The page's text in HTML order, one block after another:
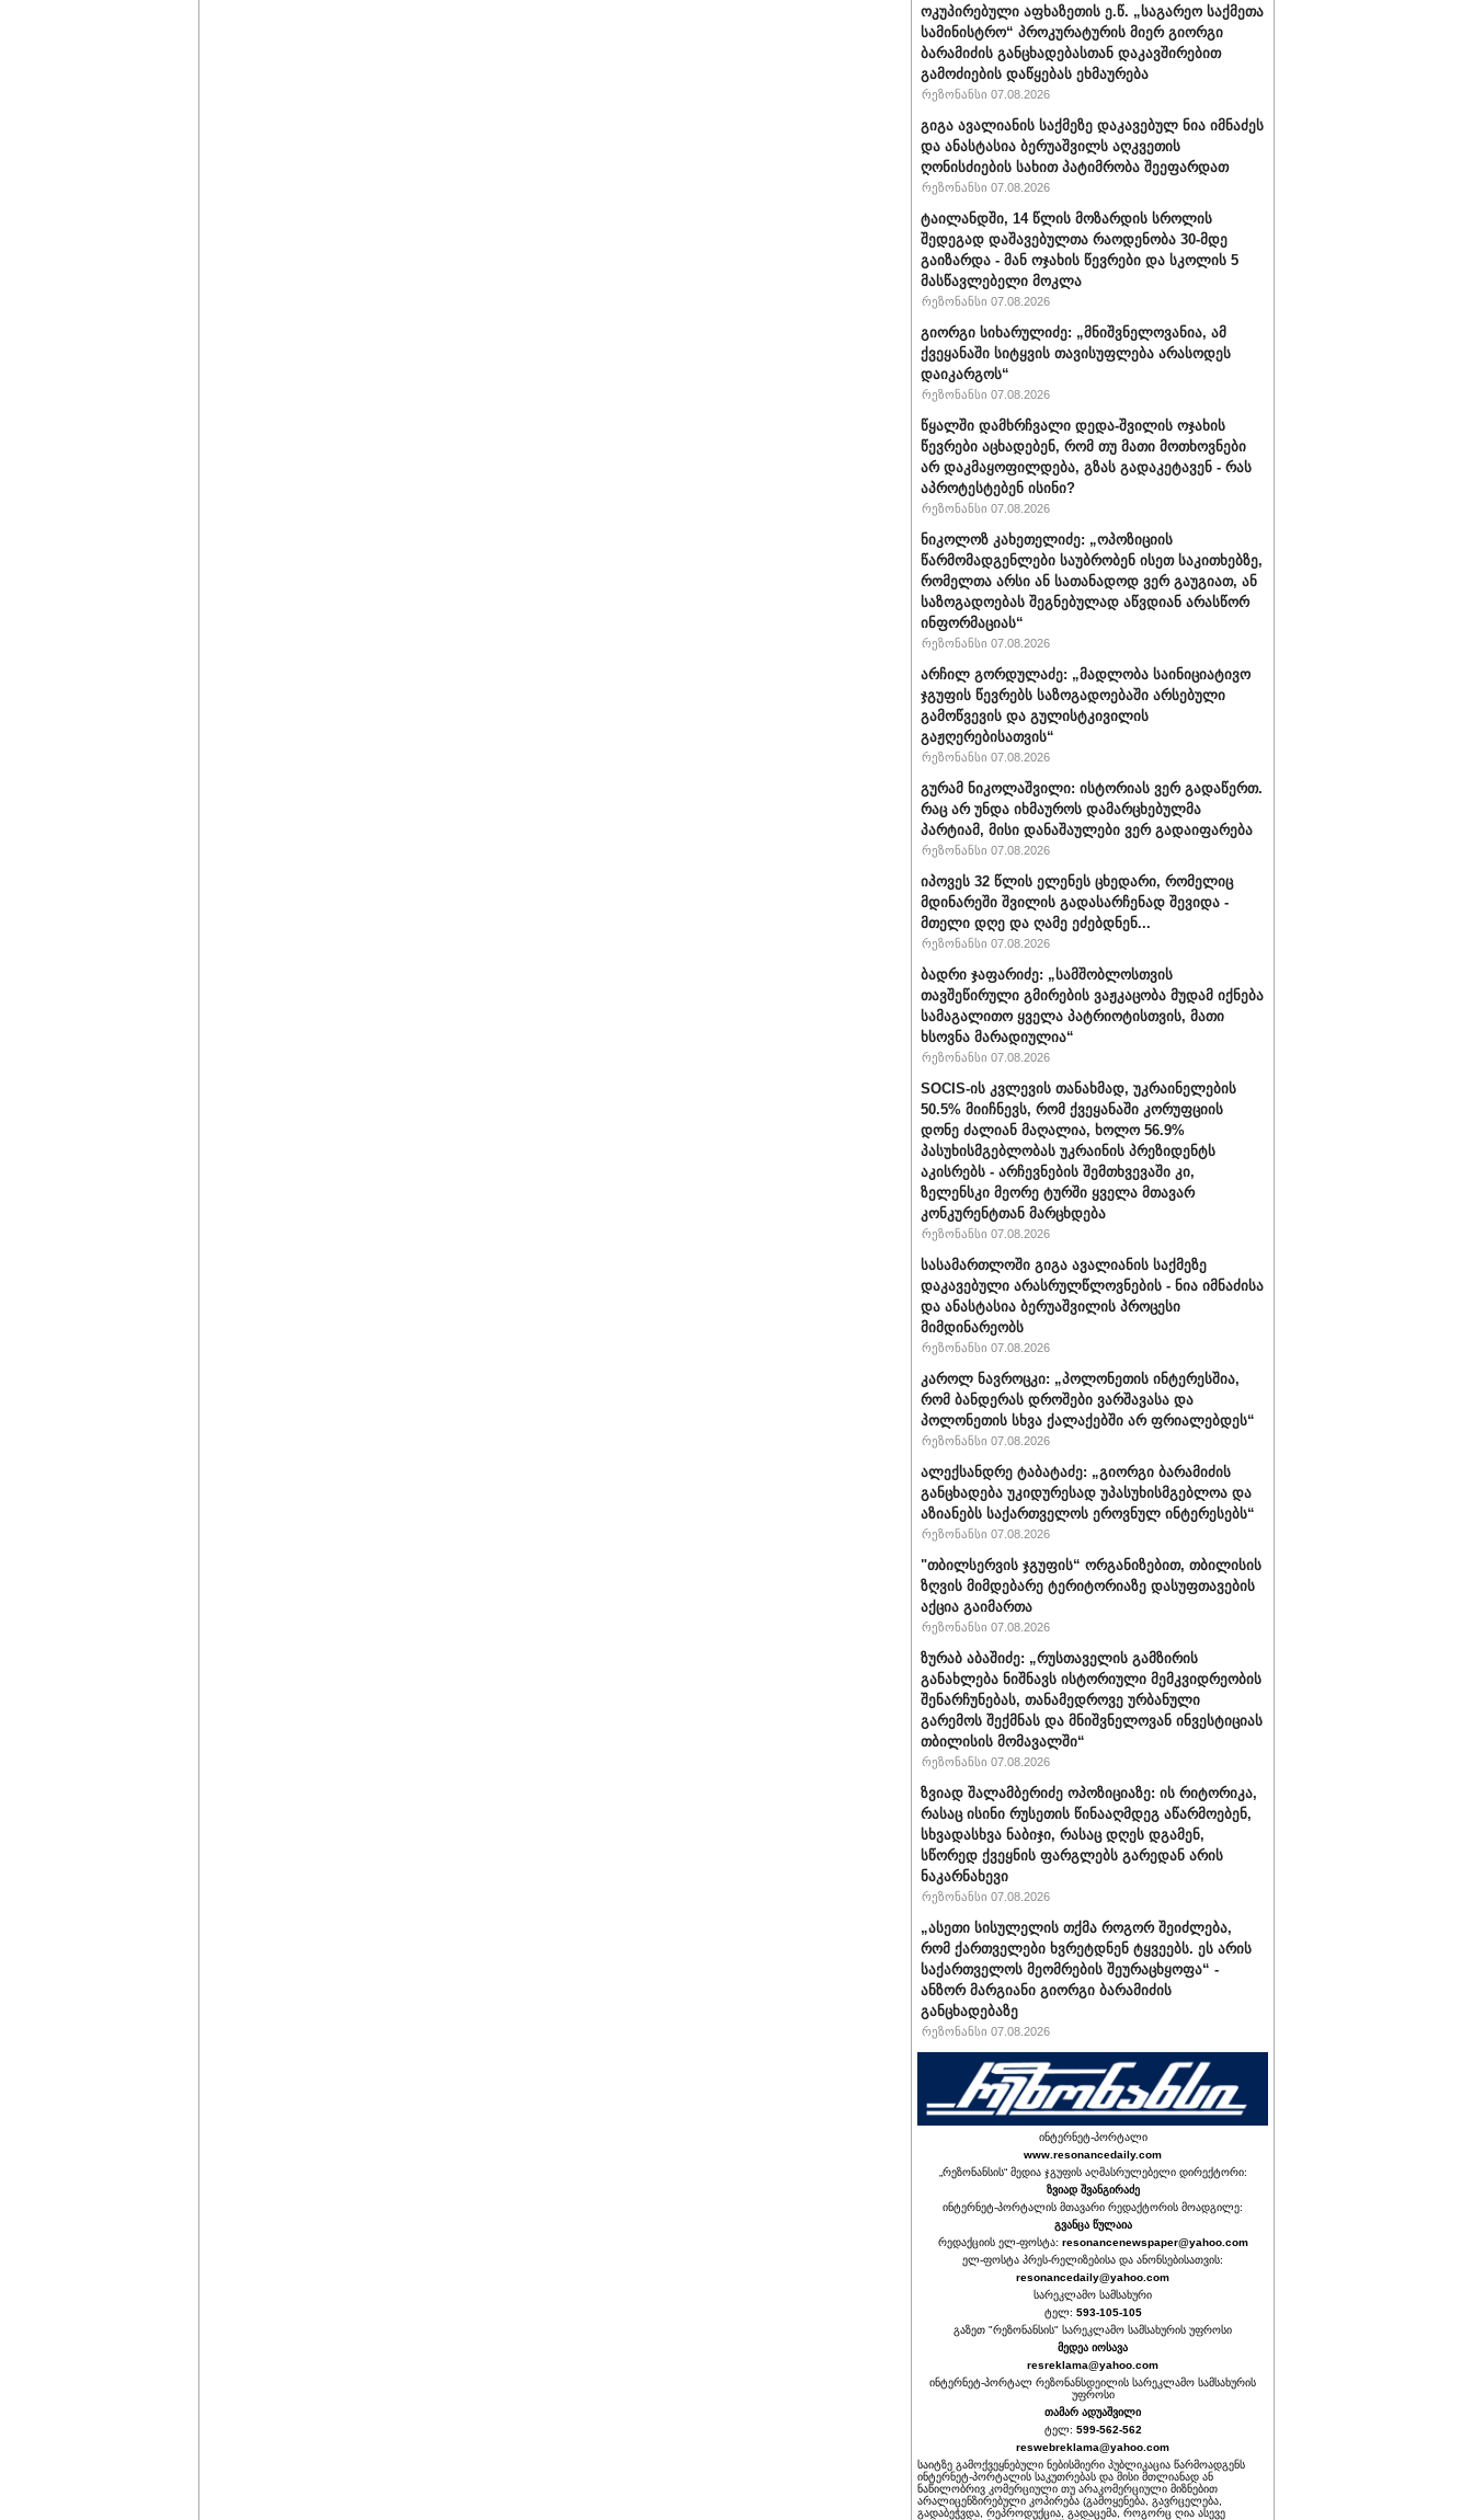
ოკუპირებული აფხაზეთის ე.წ. „საგარეო საქმეთა
სამინისტრო“ პროკურატურის მიერ გიორგი
ბარამიძის განცხადებასთან დაკავშირებით
გამოძიების დაწყებას ეხმაურება
რეზონანსი 07.08.2026
გიგა ავალიანის საქმეზე დაკავებულ ნია იმნაძეს
და ანასტასია ბერუაშვილს აღკვეთის
ღონისძიების სახით პატიმრობა შეეფარდათ
რეზონანსი 07.08.2026
ტაილანდში, 14 წლის მოზარდის სროლის
შედეგად დაშავებულთა რაოდენობა 30-მდე
გაიზარდა - მან ოჯახის წევრები და სკოლის 5
მასწავლებელი მოკლა
რეზონანსი 07.08.2026
გიორგი სიხარულიძე: „მნიშვნელოვანია, ამ
ქვეყანაში სიტყვის თავისუფლება არასოდეს
დაიკარგოს“
რეზონანსი 07.08.2026
წყალში დამხრჩვალი დედა-შვილის ოჯახის
წევრები აცხადებენ, რომ თუ მათი მოთხოვნები
არ დაკმაყოფილდება, გზას გადაკეტავენ - რას
აპროტესტებენ ისინი?
რეზონანსი 07.08.2026
ნიკოლოზ კახეთელიძე: „ოპოზიციის
წარმომადგენლები საუბრობენ ისეთ საკითხებზე,
რომელთა არსი ან სათანადოდ ვერ გაუგიათ, ან
საზოგადოებას შეგნებულად აწვდიან არასწორ
ინფორმაციას“
რეზონანსი 07.08.2026
არჩილ გორდულაძე: „მადლობა საინიციატივო
ჯგუფის წევრებს საზოგადოებაში არსებული
გამოწვევის და გულისტკივილის
გაჟღერებისათვის“
რეზონანსი 07.08.2026
გურამ ნიკოლაშვილი: ისტორიას ვერ გადაწერთ.
რაც არ უნდა იხმაუროს დამარცხებულმა
პარტიამ, მისი დანაშაულები ვერ გადაიფარება
რეზონანსი 07.08.2026
იპოვეს 32 წლის ელენეს ცხედარი, რომელიც
მდინარეში შვილის გადასარჩენად შევიდა -
მთელი დღე და ღამე ეძებდნენ...
რეზონანსი 07.08.2026
ბადრი ჯაფარიძე: „სამშობლოსთვის
თავშეწირული გმირების ვაჟკაცობა მუდამ იქნება
სამაგალითო ყველა პატრიოტისთვის, მათი
ხსოვნა მარადიულია“
რეზონანსი 07.08.2026
SOCIS-ის კვლევის თანახმად, უკრაინელების
50.5% მიიჩნევს, რომ ქვეყანაში კორუფციის
დონე ძალიან მაღალია, ხოლო 56.9%
პასუხისმგებლობას უკრაინის პრეზიდენტს
აკისრებს - არჩევნების შემთხვევაში კი,
ზელენსკი მეორე ტურში ყველა მთავარ
კონკურენტთან მარცხდება
რეზონანსი 07.08.2026
სასამართლოში გიგა ავალიანის საქმეზე
დაკავებული არასრულწლოვნების - ნია იმნაძისა
და ანასტასია ბერუაშვილის პროცესი
მიმდინარეობს
რეზონანსი 07.08.2026
კაროლ ნავროცკი: „პოლონეთის ინტერესშია,
რომ ბანდერას დროშები ვარშავასა და
პოლონეთის სხვა ქალაქებში არ ფრიალებდეს“
რეზონანსი 07.08.2026
ალექსანდრე ტაბატაძე: „გიორგი ბარამიძის
განცხადება უკიდურესად უპასუხისმგებლოა და
აზიანებს საქართველოს ეროვნულ ინტერესებს“
რეზონანსი 07.08.2026
"თბილსერვის ჯგუფის“ ორგანიზებით, თბილისის
ზღვის მიმდებარე ტერიტორიაზე დასუფთავების
აქცია გაიმართა
რეზონანსი 07.08.2026
ზურაბ აბაშიძე: „რუსთაველის გამზირის
განახლება ნიშნავს ისტორიული მემკვიდრეობის
შენარჩუნებას, თანამედროვე ურბანული
გარემოს შექმნას და მნიშვნელოვან ინვესტიციას
თბილისის მომავალში“
რეზონანსი 07.08.2026
ზვიად შალამბერიძე ოპოზიციაზე: ის რიტორიკა,
რასაც ისინი რუსეთის წინააღმდეგ აწარმოებენ,
სხვადასხვა ნაბიჯი, რასაც დღეს დგამენ,
სწორედ ქვეყნის ფარგლებს გარედან არის
ნაკარნახევი
რეზონანსი 07.08.2026
„ასეთი სისულელის თქმა როგორ შეიძლება,
რომ ქართველები ხვრეტდნენ ტყვეებს. ეს არის
საქართველოს მეომრების შეურაცხყოფა“ -
ანზორ მარგიანი გიორგი ბარამიძის
განცხადებაზე
რეზონანსი 07.08.2026
ინტერნეტ-პორტალი
www.resonancedaily.com
„რეზონანსის“ მედია ჯგუფის აღმასრულებელი დირექტორი:
ზვიად შვანგირაძე
ინტერნეტ-პორტალის მთავარი რედაქტორის მოადგილე:
გვანცა წულაია
რედაქციის ელ-ფოსტა: resonancenewspaper@yahoo.com
ელ-ფოსტა პრეს-რელიზებისა და ანონსებისათვის:
resonancedaily@yahoo.com
სარეკლამო სამსახური
ტელ: 593-105-105
გაზეთ "რეზონანსის" სარეკლამო სამსახურის უფროსი
მედეა იოსავა
resreklama@yahoo.com
ინტერნეტ-პორტალ რეზონანსდეილის სარეკლამო სამსახურის
უფროსი
თამარ ადუაშვილი
ტელ: 599-562-562
reswebreklama@yahoo.com
საიტზე გამოქვეყნებული ნებისმიერი პუბლიკაცია წარმოადგენს
ინტერნეტ-პორტალის საკუთრებას და მისი მთლიანად ან
ნაწილობრივ კომერციული თუ არაკომერციული მიზნებით
არალიცენზირებული კოპირება (გამოყენება, გავრცელება,
გადაბეჭვდა, რეპროდუქცია, გადაცემა, როგორც ღია ასევე